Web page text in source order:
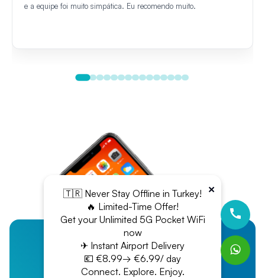
e a equipe foi muito simpática. Eu recomendo muito.
×
🇹🇷 Never Stay Offline in Turkey!
🔥 Limited-Time Offer!
Get your Unlimited 5G Pocket WiFi
now
✈ Instant Airport Delivery
💶 €8.99→ €6.99/ day
Connect. Explore. Enjoy.